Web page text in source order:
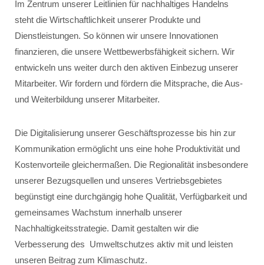
Im Zentrum unserer Leitlinien für nachhaltiges Handelns
steht die Wirtschaftlichkeit unserer Produkte und
Dienstleistungen. So können wir unsere Innovationen
finanzieren, die unsere Wettbewerbsfähigkeit sichern. Wir
entwickeln uns weiter durch den aktiven Einbezug unserer
Mitarbeiter. Wir fordern und fördern die Mitsprache, die Aus-
und Weiterbildung unserer Mitarbeiter.
Die Digitalisierung unserer Geschäftsprozesse bis hin zur
Kommunikation ermöglicht uns eine hohe Produktivität und
Kostenvorteile gleichermaßen. Die Regionalität insbesondere
unserer Bezugsquellen und unseres Vertriebsgebietes
begünstigt eine durchgängig hohe Qualität, Verfügbarkeit und
gemeinsames Wachstum innerhalb unserer
Nachhaltigkeitsstrategie. Damit gestalten wir die
Verbesserung des Umweltschutzes aktiv mit und leisten
unseren Beitrag zum Klimaschutz.